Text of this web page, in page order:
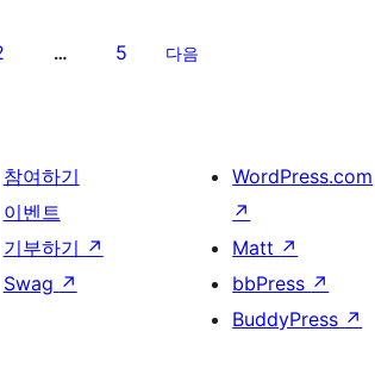
… 5 다음
참여하기
이벤트
기부하기 ↗
Swag ↗
WordPress.com
↗
Matt ↗
bbPress ↗
BuddyPress ↗